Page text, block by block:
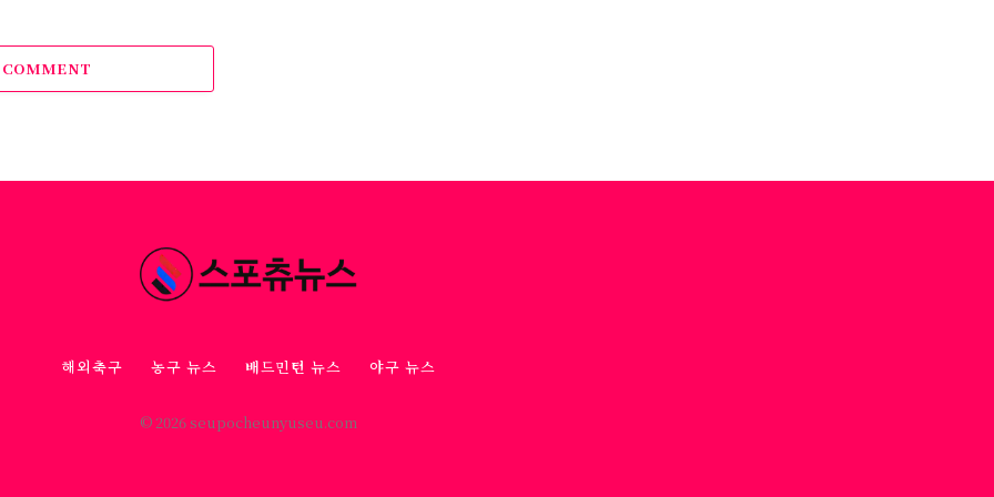
해외축구 농구 뉴스 배드민턴 뉴스 야구 뉴스
© 2026 seupocheunyuseu.com